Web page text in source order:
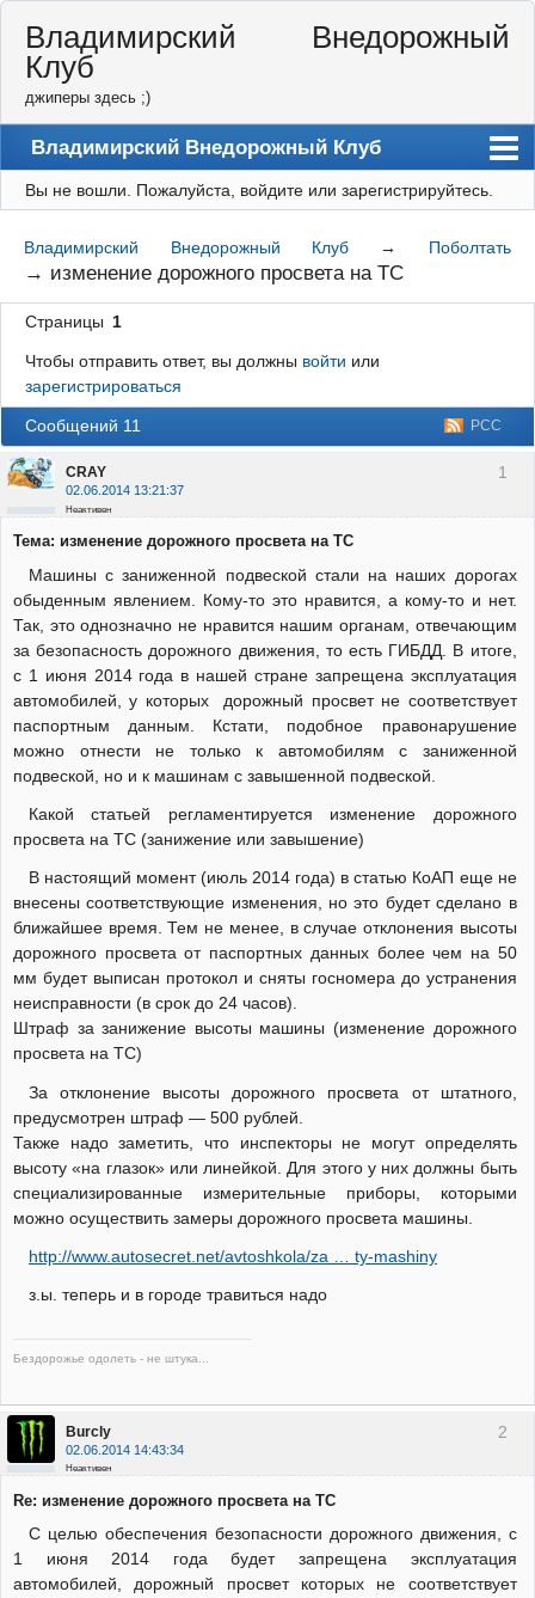
Владимирский Внедорожный
Клуб
джиперы здесь ;)
Владимирский Внедорожный Клуб
Форум
Правила
Регистрация
Вход
Вы не вошли. Пожалуйста, войдите или зарегистрируйтесь.
Владимирский Внедорожный Клуб → Поболтать
→ изменение дорожного просвета на ТС
Страницы 1
Чтобы отправить ответ, вы должны войти или
зарегистрироваться
РСС
Сообщений 11
1
CRAY
02.06.2014 13:21:37
Неактивен
Тема: изменение дорожного просвета на ТС
Машины с заниженной подвеской стали на наших дорогах
обыденным явлением. Кому-то это нравится, а кому-то и нет.
Так, это однозначно не нравится нашим органам, отвечающим
за безопасность дорожного движения, то есть ГИБДД. В итоге,
с 1 июня 2014 года в нашей стране запрещена эксплуатация
автомобилей, у которых дорожный просвет не соответствует
паспортным данным. Кстати, подобное правонарушение
можно отнести не только к автомобилям с заниженной
подвеской, но и к машинам с завышенной подвеской.
Какой статьей регламентируется изменение дорожного
просвета на ТС (занижение или завышение)
В настоящий момент (июль 2014 года) в статью КоАП еще не
внесены соответствующие изменения, но это будет сделано в
ближайшее время. Тем не менее, в случае отклонения высоты
дорожного просвета от паспортных данных более чем на 50
мм будет выписан протокол и сняты госномера до устранения
неисправности (в срок до 24 часов).
Штраф за занижение высоты машины (изменение дорожного
просвета на ТС)
За отклонение высоты дорожного просвета от штатного,
предусмотрен штраф — 500 рублей.
Также надо заметить, что инспекторы не могут определять
высоту «на глазок» или линейкой. Для этого у них должны быть
специализированные измерительные приборы, которыми
можно осуществить замеры дорожного просвета машины.
http://www.autosecret.net/avtoshkola/za … ty-mashiny
з.ы. теперь и в городе травиться надо
Бездорожье одолеть - не штука...
2
Burcly
02.06.2014 14:43:34
Неактивен
Re: изменение дорожного просвета на ТС
С целью обеспечения безопасности дорожного движения, с
1 июня 2014 года будет запрещена эксплуатация
автомобилей, дорожный просвет которых не соответствует